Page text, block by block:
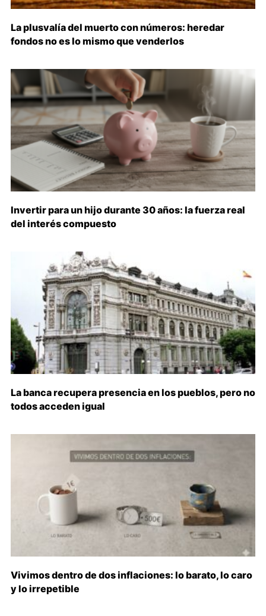
La plusvalía del muerto con números: heredar
fondos no es lo mismo que venderlos
Invertir para un hijo durante 30 años: la fuerza real
del interés compuesto
La banca recupera presencia en los pueblos, pero no
todos acceden igual
Vivimos dentro de dos inflaciones: lo barato, lo caro
y lo irrepetible